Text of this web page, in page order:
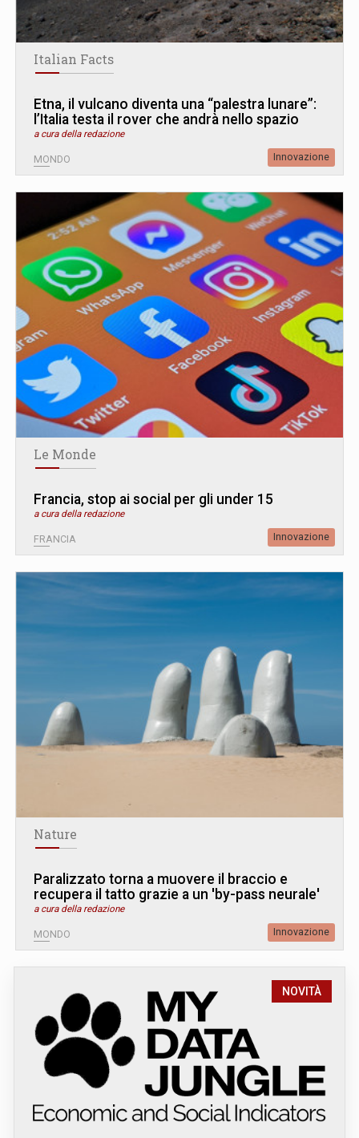
Italian Facts
Etna, il vulcano diventa una “palestra lunare”:
l’Italia testa il rover che andrà nello spazio
a cura della redazione
MONDO Innovazione
Le Monde
Francia, stop ai social per gli under 15
a cura della redazione
FRANCIA Innovazione
Nature
Paralizzato torna a muovere il braccio e
recupera il tatto grazie a un 'by-pass neurale'
a cura della redazione
MONDO Innovazione
NOVITÀ